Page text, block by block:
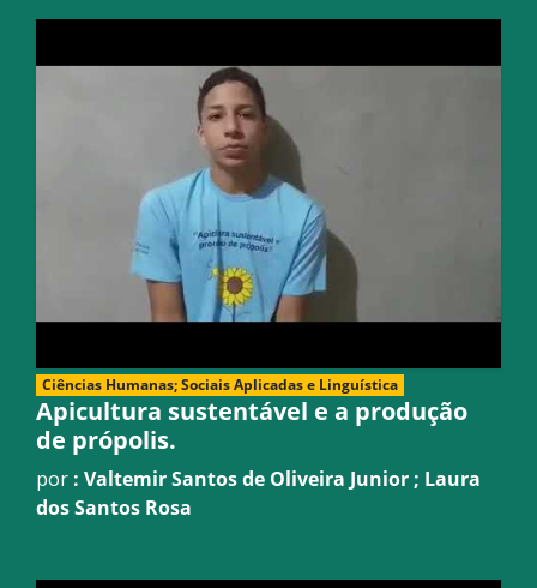
Ciências Humanas; Sociais Aplicadas e Linguística
Apicultura sustentável e a produção
de própolis.
por : Valtemir Santos de Oliveira Junior ; Laura
dos Santos Rosa